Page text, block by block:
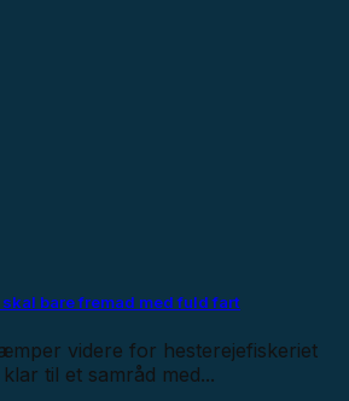
bare fremad med fuld fart
videre for hesterejefiskeriet
til et samråd med...